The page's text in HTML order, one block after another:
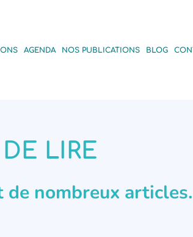
AGENDA NOS PUBLICATIONS BLOG
LIRE
de nombreux articles.